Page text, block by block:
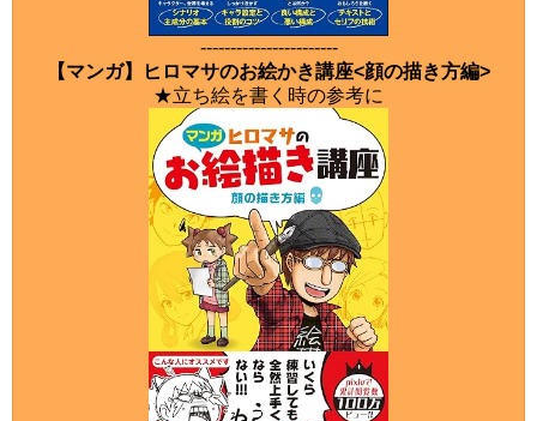
-----------------------
【マンガ】ヒロマサのお絵かき講座<顔の描き方編>
★立ち絵を書く時の参考に